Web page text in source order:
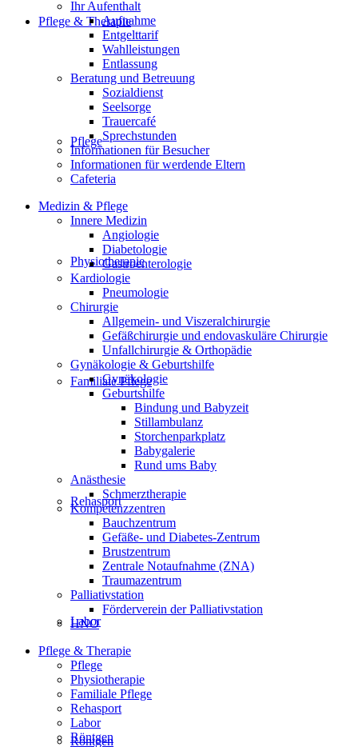
Pflege & Therapie
Pflege
Physiotherapie
Familiale Pflege
Rehasport
Labor
Röntgen
Ihr Aufenthalt
Aufnahme
Entgelttarif
Wahlleistungen
Entlassung
Beratung und Betreuung
Sozialdienst
Seelsorge
Trauercafé
Sprechstunden
Informationen für Besucher
Informationen für werdende Eltern
Cafeteria
Medizin & Pflege
Innere Medizin
Angiologie
Diabetologie
Gastroenterologie
Kardiologie
Pneumologie
Chirurgie
Allgemein- und Viszeralchirurgie
Gefäßchirurgie und endovaskuläre Chirurgie
Unfallchirurgie & Orthopädie
Gynäkologie & Geburtshilfe
Gynäkologie
Geburtshilfe
Bindung und Babyzeit
Stillambulanz
Storchenparkplatz
Babygalerie
Rund ums Baby
Anästhesie
Schmerztherapie
Kompetenzzentren
Bauchzentrum
Gefäße- und Diabetes-Zentrum
Brustzentrum
Zentrale Notaufnahme (ZNA)
Traumazentrum
Palliativstation
Förderverein der Palliativstation
HNO
Pflege & Therapie
Pflege
Physiotherapie
Familiale Pflege
Rehasport
Labor
Röntgen